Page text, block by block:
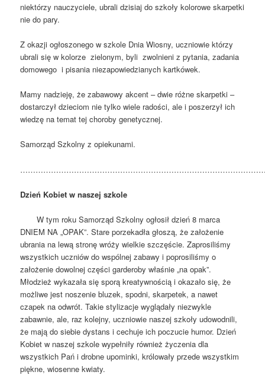
niektórzy nauczyciele, ubrali dzisiaj do szkoły kolorowe skarpetki
nie do pary.
Z okazji ogłoszonego w szkole Dnia Wiosny, uczniowie którzy
ubrali się w kolorze zielonym, byli zwolnieni z pytania, zadania
domowego i pisania niezapowiedzianych kartkówek.
Mamy nadzieję, że zabawowy akcent – dwie różne skarpetki –
dostarczył dzieciom nie tylko wiele radości, ale i poszerzył ich
wiedzę na temat tej choroby genetycznej.
Samorząd Szkolny z opiekunami.
Dzień Kobiet w naszej szkole
W tym roku Samorząd Szkolny ogłosił dzień 8 marca
DNIEM NA „OPAK”. Stare porzekadła głoszą, że założenie
ubrania na lewą stronę wróży wielkie szczęście. Zaprosiliśmy
wszystkich uczniów do wspólnej zabawy i poprosiliśmy o
założenie dowolnej części garderoby właśnie „na opak”.
Młodzież wykazała się sporą kreatywnością i okazało się, że
możliwe jest noszenie bluzek, spodni, skarpetek, a nawet
czapek na odwrót. Takie stylizacje wyglądały niezwykle
zabawnie, ale, raz kolejny, uczniowie naszej szkoły udowodnili,
że mają do siebie dystans i cechuje ich poczucie humor. Dzień
Kobiet w naszej szkole wypełniły również życzenia dla
wszystkich Pań i drobne upominki, królowały przede wszystkim
piękne, wiosenne kwiaty.